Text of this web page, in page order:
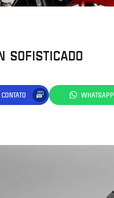
SOFISTICADO
WHATSAPP